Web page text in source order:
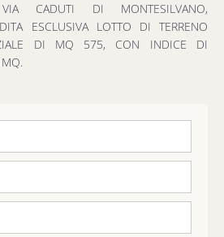
CADUTI DI MONTESILVANO,
ESCLUSIVA LOTTO DI TERRENO
DI MQ 575, CON INDICE DI